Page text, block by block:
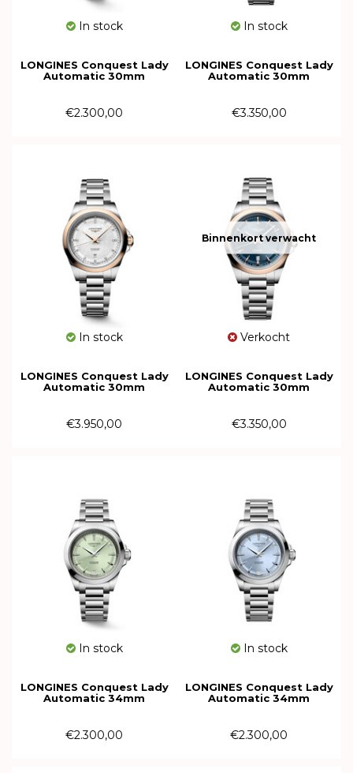
In stock
LONGINES Conquest Lady
Automatic 30mm
€2.300,00
In stock
LONGINES Conquest Lady
Automatic 30mm
€3.350,00
In stock
LONGINES Conquest Lady
Automatic 30mm
€3.950,00
Binnenkort verwacht
Verkocht
LONGINES Conquest Lady
Automatic 30mm
€3.350,00
In stock
LONGINES Conquest Lady
Automatic 34mm
€2.300,00
In stock
LONGINES Conquest Lady
Automatic 34mm
€2.300,00